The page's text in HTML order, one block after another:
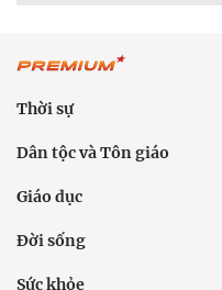
Thời sự
Dân tộc và Tôn giáo
Giáo dục
Đời sống
Sức khỏe